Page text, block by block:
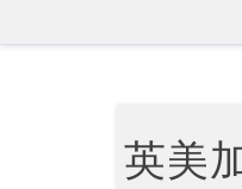
英美